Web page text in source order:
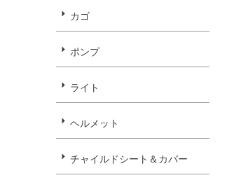
カゴ
ポンプ
ライト
ヘルメット
チャイルドシート＆カバー